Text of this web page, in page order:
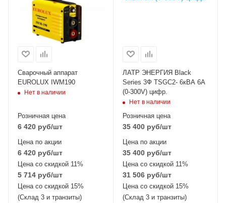
Сварочный аппарат
EUROLUX IWM190
Нет в наличии
Розничная цена
6 420 руб/шт
Цена по акции
6 420 руб/шт
Цена со скидкой 11%
5 714 руб/шт
Цена со скидкой 15%
(Склад 3 и транзиты)
ЛАТР ЭНЕРГИЯ Black
Series 3Ф TSGC2- 6кВА 6А
(0-300V) цифр.
Нет в наличии
Розничная цена
35 400руб/шт
Цена по акции
35 400руб/шт
Цена со скидкой 11%
31 506руб/шт
Цена со скидкой 15%
(Склад 3 и транзиты)